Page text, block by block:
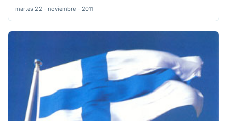
martes 22 - noviembre - 2011